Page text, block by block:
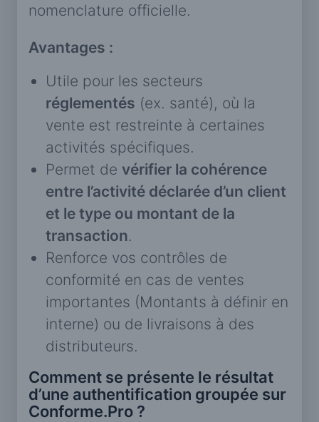
nomenclature officielle.
Avantages :
Utile pour les secteurs
réglementés (ex. santé), où la
vente est restreinte à certaines
activités spécifiques.
Permet de vérifier la cohérence
entre l’activité déclarée d’un client
et le type ou montant de la
transaction.
Renforce vos contrôles de
conformité en cas de ventes
importantes (Montants à définir en
interne) ou de livraisons à des
distributeurs.
Comment se présente le résultat
d’une authentification groupée sur
Conforme.Pro ?